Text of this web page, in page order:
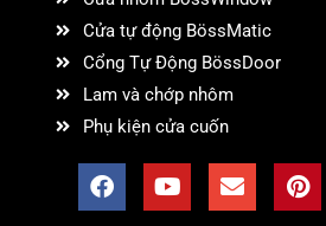
Cửa tự động BössMatic
Cổng Tự Động BössDoor
Lam và chớp nhôm
Phụ kiện cửa cuốn